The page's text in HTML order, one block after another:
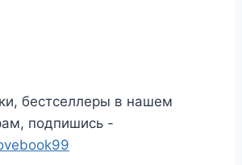
бестселлеры в нашем
подпишись -